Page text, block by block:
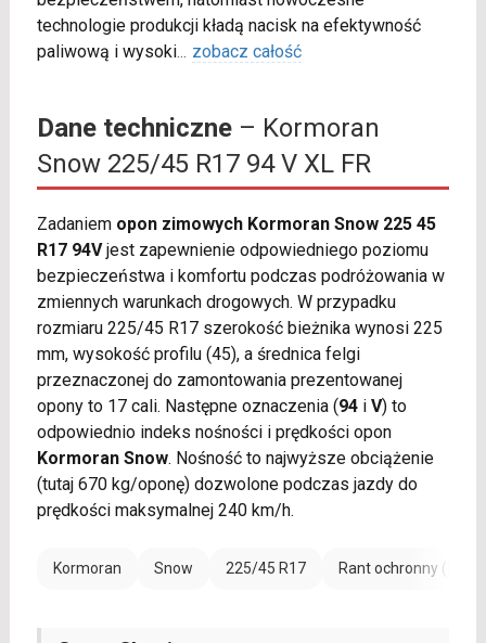
technologie produkcji kładą nacisk na efektywność
paliwową i wysoki... zobacz całość
Dane techniczne– Kormoran
Snow 225/45 R17 94 V XL FR
Zadaniem opon zimowych Kormoran Snow 225 45
R17 94Vjest zapewnienie odpowiedniego poziomu
bezpieczeństwa i komfortu podczas podróżowania w
zmiennych warunkach drogowych. W przypadku
rozmiaru 225/45 R17 szerokość bieżnika wynosi 225
mm, wysokość profilu (45), a średnica felgi
przeznaczonej do zamontowania prezentowanej
opony to 17 cali. Następne oznaczenia (94i V) to
odpowiednio indeks nośności i prędkości opon
Kormoran Snow. Nośność to najwyższe obciążenie
(tutaj 670 kg/oponę) dozwolone podczas jazdy do
prędkości maksymalnej 240 km/h.
Kormoran Snow 225/45 R17 Rant ochronny (FR)